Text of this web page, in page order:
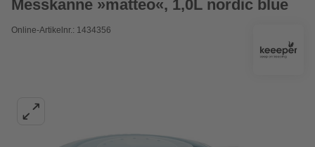
Messkanne »matteo«, 1,0L nordic blue
Online-Artikelnr.: 1434356